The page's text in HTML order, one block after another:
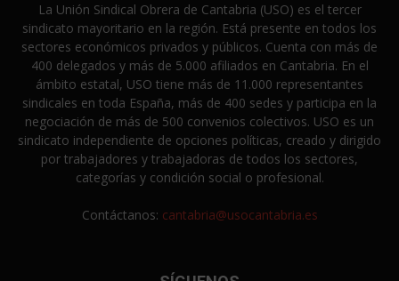
La Unión Sindical Obrera de Cantabria (USO) es el tercer
sindicato mayoritario en la región. Está presente en todos los
sectores económicos privados y públicos. Cuenta con más de
400 delegados y más de 5.000 afiliados en Cantabria. En el
ámbito estatal, USO tiene más de 11.000 representantes
sindicales en toda España, más de 400 sedes y participa en la
negociación de más de 500 convenios colectivos. USO es un
sindicato independiente de opciones políticas, creado y dirigido
por trabajadores y trabajadoras de todos los sectores,
categorías y condición social o profesional.
Contáctanos: cantabria@usocantabria.es